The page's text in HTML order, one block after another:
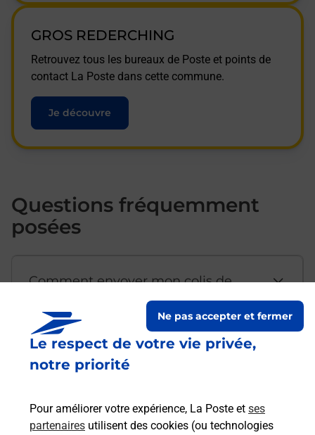
Le respect de votre vie privée,
notre priorité
Pour améliorer votre expérience, La Poste et ses
partenaires utilisent des cookies (ou technologies
Ne pas accepter et fermer
GROS REDERCHING
Retrouvez tous les bureaux de Poste et points de
contact La Poste dans cette commune.
Je découvre
Questions fréquemment
posées
Comment envoyer mon colis de
Est-il possible d’acheter un
emballage directement depuis un